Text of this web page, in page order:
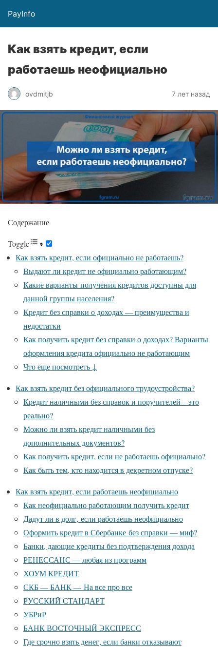
PayInfo
Как взять кредит, если
работаешь неофициально
ovdmitjb 7 лет назад
Содержание
Toggle
Как взять кредит, если официально не работаешь?
Выдают ли кредит не официально работающим?
Какие варианты получения кредитов доступны для
данной группы населения?
Кредит без справки о доходах — преимущества и
недостатки
Как получить кредит без справки о доходах? Варианты
оформления кредита официально не работающим
Что еще посмотреть ↓
Как взять кредит без официального трудоустройства?
Кредит наличными без справок и поручителей – это
реально?
Можно ли взять кредит наличными без
дополнительных документов?
Как получить кредит, если не работаешь официально?
Как быть тем, кто находится в декретном отпуске?
Как взять кредит, если работаешь неофициально
Как неофициально работающим получить кредит
Дадут ли в долг, если работаешь неофициально
Оформить кредит в Сбербанке без справки — миф?
Банки, дающие кредиты без подтверждения дохода
РЕНЕССАНС — любая из программ
ХОУМ КРЕДИТ
СКБ — БАНК — На все про все
РУССКИЙ СТАНДАРТ
УБРиР
БАНК ВОСТОЧНЫЙ ЭКСПРЕСС
Где срочно взять денег, если банки отказывают